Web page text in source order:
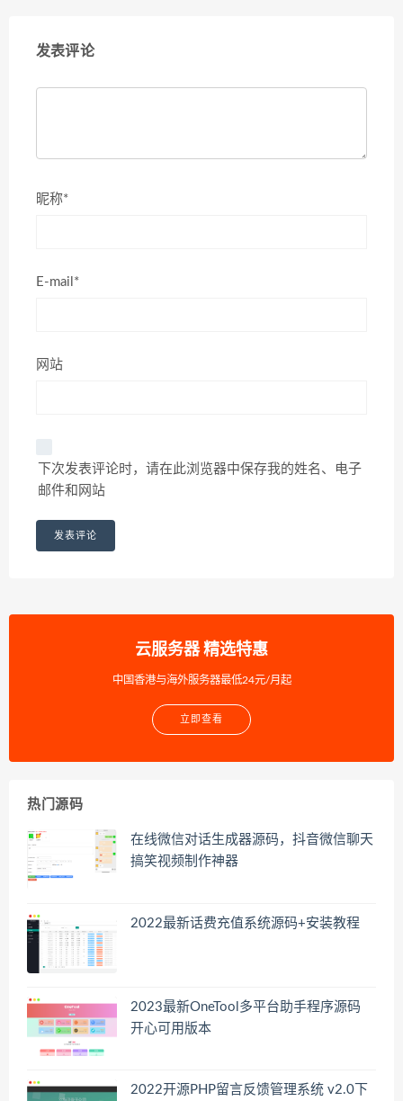
发表评论
昵称*
E-mail*
网站
下次发表评论时，请在此浏览器中保存我的姓名、电子
邮件和网站
云服务器 精选特惠
中国香港与海外服务器最低24元/月起
立即查看
热门源码
在线微信对话生成器源码，抖音微信聊天
搞笑视频制作神器
2022最新话费充值系统源码+安装教程
2023最新OneTool多平台助手程序源码
开心可用版本
2022开源PHP留言反馈管理系统 v2.0下